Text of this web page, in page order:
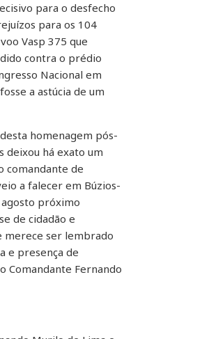
para o desfecho
para os 104
Vasp 375 que
contra o prédio
Nacional em
a astúcia de um
homenagem pós-
deixou há exato um
comandante de
a falecer em Búzios-
agosto próximo
de cidadão e
merece ser lembrado
e presença de
Comandante Fernando